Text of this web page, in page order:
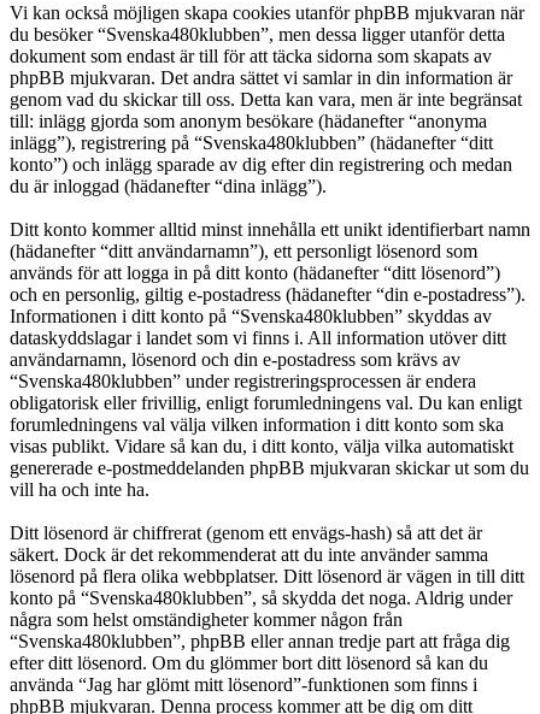
Vi kan också möjligen skapa cookies utanför phpBB mjukvaran när
du besöker “Svenska480klubben”, men dessa ligger utanför detta
dokument som endast är till för att täcka sidorna som skapats av
phpBB mjukvaran. Det andra sättet vi samlar in din information är
genom vad du skickar till oss. Detta kan vara, men är inte begränsat
till: inlägg gjorda som anonym besökare (hädanefter “anonyma
inlägg”), registrering på “Svenska480klubben” (hädanefter “ditt
konto”) och inlägg sparade av dig efter din registrering och medan
du är inloggad (hädanefter “dina inlägg”).
Ditt konto kommer alltid minst innehålla ett unikt identifierbart namn
(hädanefter “ditt användarnamn”), ett personligt lösenord som
används för att logga in på ditt konto (hädanefter “ditt lösenord”)
och en personlig, giltig e-postadress (hädanefter “din e-postadress”).
Informationen i ditt konto på “Svenska480klubben” skyddas av
dataskyddslagar i landet som vi finns i. All information utöver ditt
användarnamn, lösenord och din e-postadress som krävs av
“Svenska480klubben” under registreringsprocessen är endera
obligatorisk eller frivillig, enligt forumledningens val. Du kan enligt
forumledningens val välja vilken information i ditt konto som ska
visas publikt. Vidare så kan du, i ditt konto, välja vilka automatiskt
genererade e-postmeddelanden phpBB mjukvaran skickar ut som du
vill ha och inte ha.
Ditt lösenord är chiffrerat (genom ett envägs-hash) så att det är
säkert. Dock är det rekommenderat att du inte använder samma
lösenord på flera olika webbplatser. Ditt lösenord är vägen in till ditt
konto på “Svenska480klubben”, så skydda det noga. Aldrig under
några som helst omständigheter kommer någon från
“Svenska480klubben”, phpBB eller annan tredje part att fråga dig
efter ditt lösenord. Om du glömmer bort ditt lösenord så kan du
använda “Jag har glömt mitt lösenord”-funktionen som finns i
phpBB mjukvaran. Denna process kommer att be dig om ditt